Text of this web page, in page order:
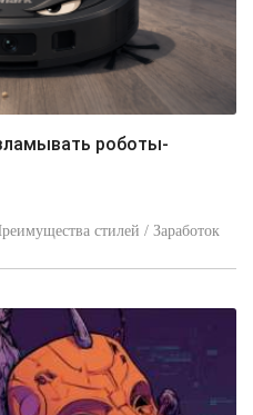
стилей / Заработок